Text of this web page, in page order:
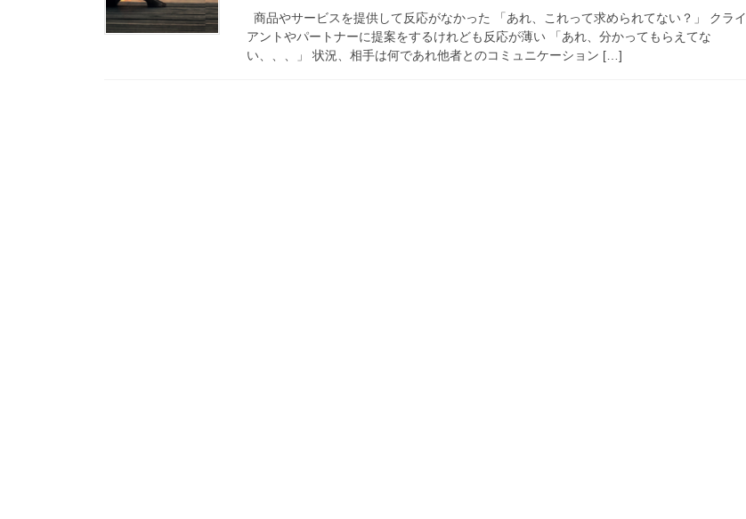
商品やサービスを提供して反応がなかった 「あれ、これって求められてない？」 クライ
アントやパートナーに提案をするけれども反応が薄い 「あれ、分かってもらえてな
い、、、」 状況、相手は何であれ他者とのコミュニケーション […]